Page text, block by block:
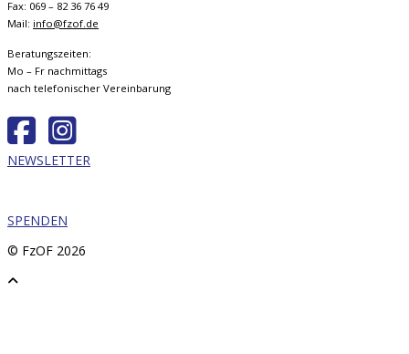
Fax: 069 – 82 36 76 49
Mail: info@fzof.de
Beratungszeiten:
Mo – Fr nachmittags
nach telefonischer Vereinbarung
NEWSLETTER
SPENDEN
© FzOF 2026